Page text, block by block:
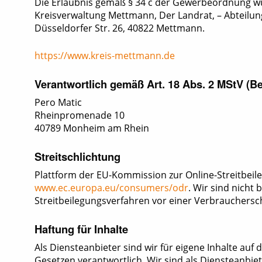
Kreisverwaltung Mettmann, Der Landrat, –
Düsseldorfer Str. 26, 40822 Mettmann.
https://www.kreis-mettmann.de
Verantwortlich gemäß Art. 18 Abs. 2 MStV
Pero Matic
Rheinpromenade 10
40789 Monheim am Rhein
Streitschlichtung
Plattform der EU-Kommission zur Online-
www.ec.europa.eu/consumers/odr. Wir sind nicht
Streitbeilegungsverfahren vor einer
Haftung für Inhalte
Als Diensteanbieter sind wir für eigene Inhalte auf